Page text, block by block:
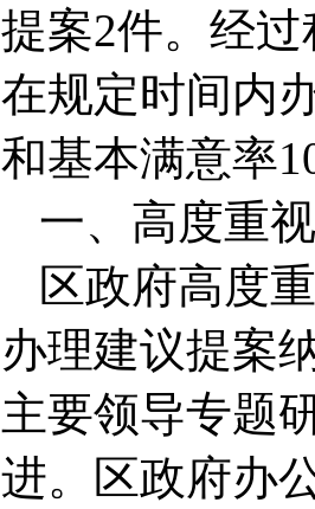
提案2件。经
在规定时间内
和基本满意率
一、高度重
区政府高度
办理建议提案
主要领导专题
进。区政府办